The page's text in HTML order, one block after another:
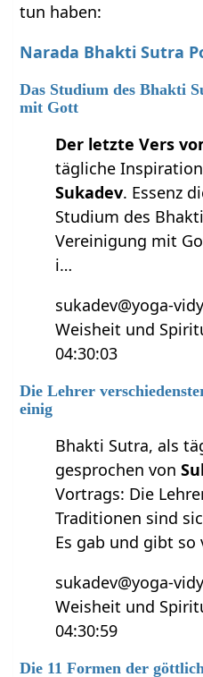
tun haben:
Narada Bhakti Sutra
Das Studium des Bhakti
mit Gott
Der letzte Vers
tägliche
Sukadev. Essenz
Studium des
Vereinigung mit
i…
sukadev@yoga-
Weisheit und
04:30:03
Die Lehrer
einig
Bhakti Sutra, als
gesprochen von
Vortrags: Die
Traditionen sind
Es gab und gibt so
sukadev@yoga-
Weisheit und
04:30:59
Die 11 Formen der